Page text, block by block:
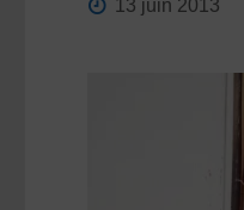
13 juin 2013